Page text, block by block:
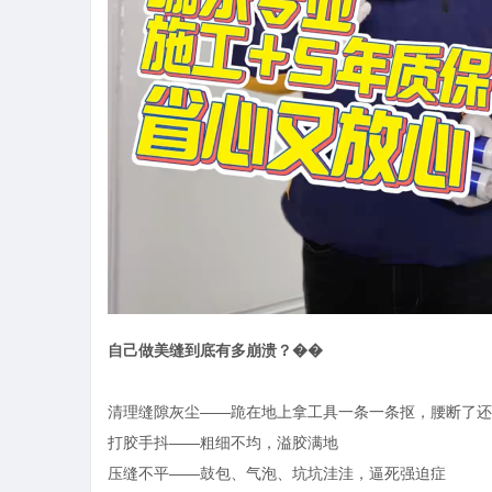
自己做美缝到底有多崩溃？��
清理缝隙灰尘——跪在地上拿工具一条一条抠，腰断了
打胶手抖——粗细不均，溢胶满地
压缝不平——鼓包、气泡、坑坑洼洼，逼死强迫症